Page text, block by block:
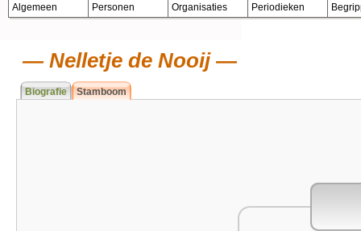
Algemeen Personen Organisaties Periodieken
Nelletje de Nooij
Biografie Stamboom